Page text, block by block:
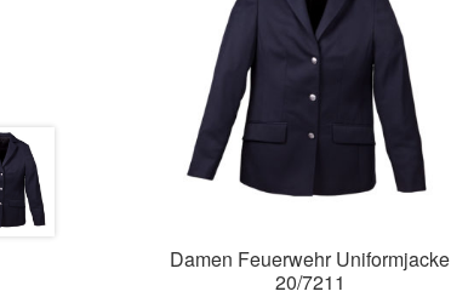
Damen Feuerwehr Uniformjacke
20/7211